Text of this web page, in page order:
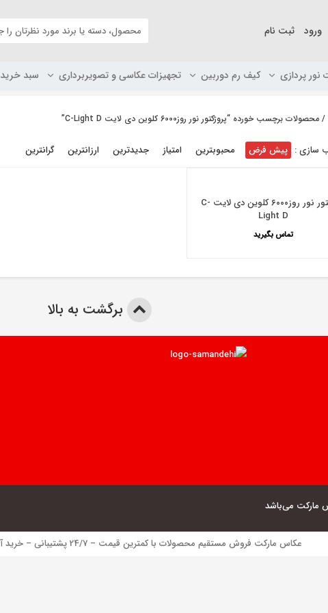
ورود ثبت نام
نور پردازی کیف رم دوربین تجهیزات عکاسی و تصویربرداری سبد خرید
/ محصولات برچسب خورده “پروژکتور نور روز6000 کلوین دی لایت C-Light D”
سازی : پیش فرض محبوبترین امتیاز جدیدترین ارزانترین گرانترین
پروژکتور نور روز۶۰۰۰ کلوین دی لایت C-
Light D
تماس بگیرید
برگشت به بالا
مارکت می‌باشد
عکاس مارکت فروش مستقیم محصولات با کمترین قیمت – 24/7 پشتیبانی – خرید آسان با پرداخت الکترونیک